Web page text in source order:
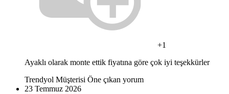
+1
Ayaklı olarak monte ettik fiyatına göre çok iyi teşekkürler
Trendyol Müşterisi Öne çıkan yorum
23 Temmuz 2026